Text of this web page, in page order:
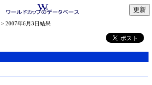
> 2007年6月3日結果